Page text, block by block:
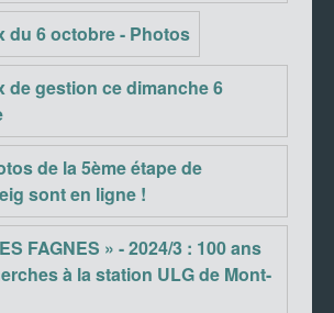
du 6 octobre - Photos
de gestion ce dimanche 6
de la 5ème étape de
sont en ligne !
FAGNES » - 2024/3 : 100 ans
à la station ULG de Mont-